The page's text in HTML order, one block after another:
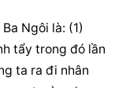
Ngôi là: (1)
tẩy trong đó lần
ta ra đi nhân